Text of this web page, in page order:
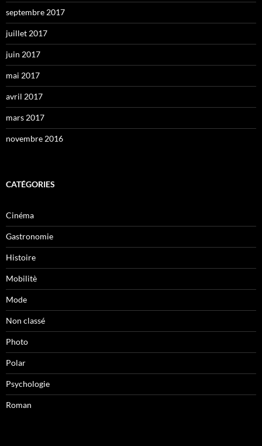
septembre 2017
juillet 2017
juin 2017
mai 2017
avril 2017
mars 2017
novembre 2016
CATÉGORIES
Cinéma
Gastronomie
Histoire
Mobilitè
Mode
Non classé
Photo
Polar
Psychologie
Roman